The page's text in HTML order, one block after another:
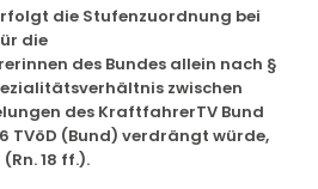
die Stufenzuordnung bei
die
des Bundes allein nach §
zwischen
des KraftfahrerTV Bund
TVöD (Bund) verdrängt würde,
18 ff.).